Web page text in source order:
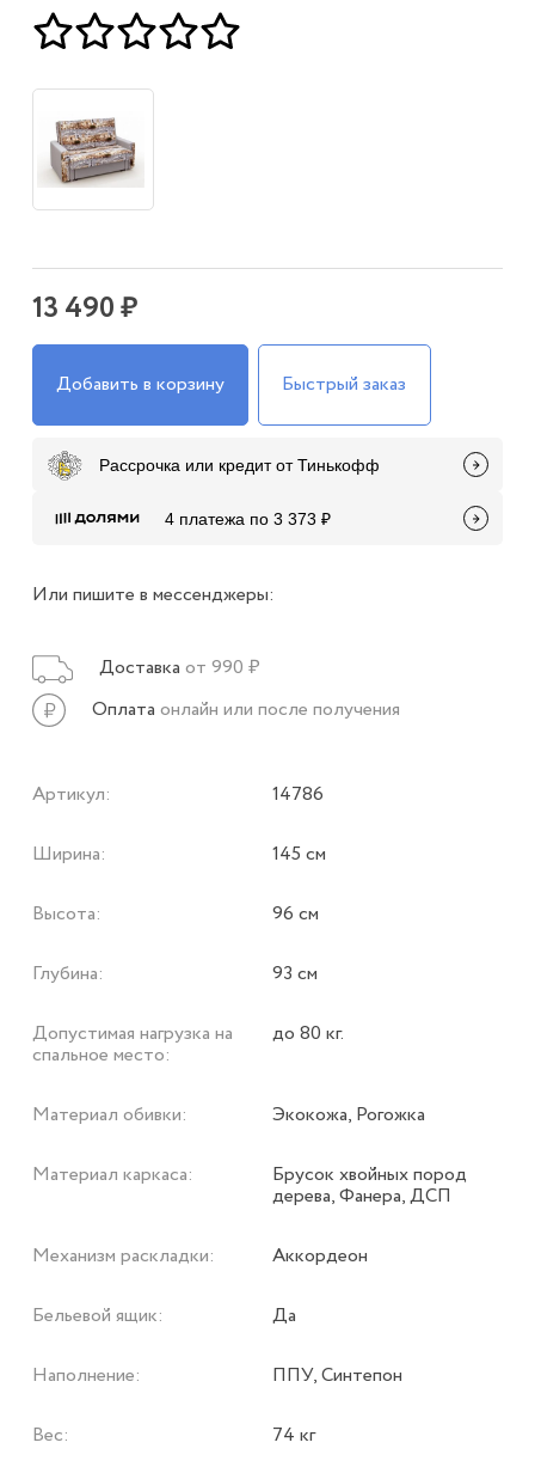
13 490 ₽
Добавить в корзину Быстрый заказ
Рассрочка или кредит от Тинькофф
4 платежа по 3 373 ₽
Или пишите в мессенджеры:
Доставка от 990 ₽
Оплата онлайн или после получения
Артикул: 14786
Ширина: 145 см
Высота: 96 см
Глубина: 93 см
Допустимая нагрузка на
спальное место:
до 80 кг.
Материал обивки: Экокожа, Рогожка
Материал каркаса: Брусок хвойных пород
дерева, Фанера, ДСП
Механизм раскладки: Аккордеон
Бельевой ящик: Да
Наполнение: ППУ, Синтепон
Вес: 74 кг